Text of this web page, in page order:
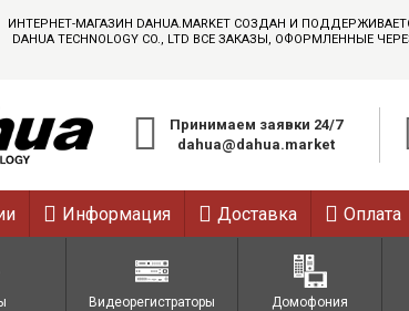
ИНТЕРНЕТ-МАГАЗИН DAHUA.MARKET СОЗДАН И
DAHUA TECHNOLOGY CO., LTD ВСЕ ЗАКАЗЫ,
Принимаем заявки 24/7
dahua@dahua.market
Информация Доставка Оплата
Видеорегистраторы Домофония